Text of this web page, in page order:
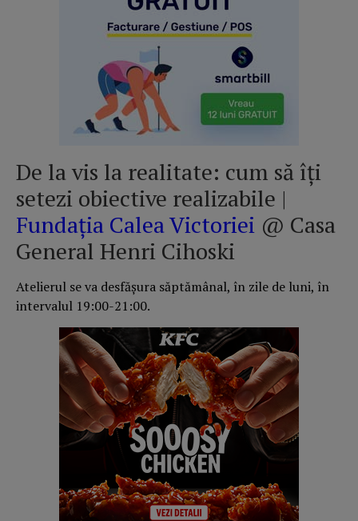
De la vis la realitate: cum să îţi
setezi obiective realizabile |
Fundația Calea Victoriei @ Casa
General Henri Cihoski
Atelierul se va desfăşura săptămânal, în zile de luni, în
intervalul 19:00-21:00.